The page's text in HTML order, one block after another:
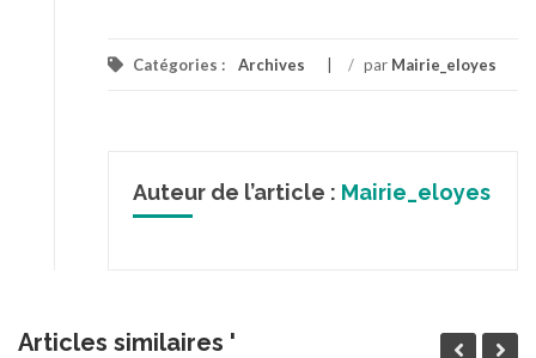
Catégories : Archives / par Mairie_eloyes
Auteur de l’article : Mairie_eloyes
Articles similaires '